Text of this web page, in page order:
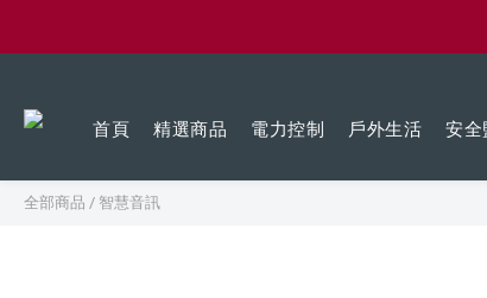
首頁 精選商品 電力控制 戶外生活 安全
全部商品 / 智慧音訊